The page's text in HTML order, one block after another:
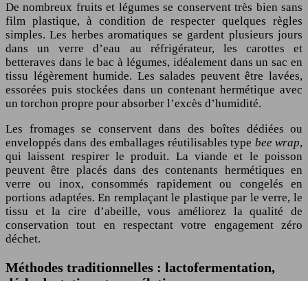
De nombreux fruits et légumes se conservent très bien sans
film plastique, à condition de respecter quelques règles
simples. Les herbes aromatiques se gardent plusieurs jours
dans un verre d’eau au réfrigérateur, les carottes et
betteraves dans le bac à légumes, idéalement dans un sac en
tissu légèrement humide. Les salades peuvent être lavées,
essorées puis stockées dans un contenant hermétique avec
un torchon propre pour absorber l’excès d’humidité.
Les fromages se conservent dans des boîtes dédiées ou
enveloppés dans des emballages réutilisables type bee wrap,
qui laissent respirer le produit. La viande et le poisson
peuvent être placés dans des contenants hermétiques en
verre ou inox, consommés rapidement ou congelés en
portions adaptées. En remplaçant le plastique par le verre, le
tissu et la cire d’abeille, vous améliorez la qualité de
conservation tout en respectant votre engagement zéro
déchet.
Méthodes traditionnelles : lactofermentation,